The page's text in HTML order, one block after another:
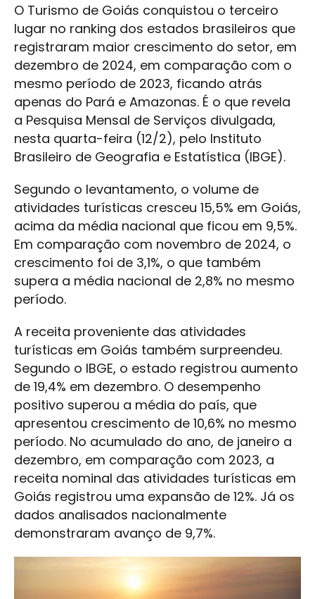
O Turismo de Goiás conquistou o terceiro
lugar no ranking dos estados brasileiros que
registraram maior crescimento do setor, em
dezembro de 2024, em comparação com o
mesmo período de 2023, ficando atrás
apenas do Pará e Amazonas. É o que revela
a Pesquisa Mensal de Serviços divulgada,
nesta quarta-feira (12/2), pelo Instituto
Brasileiro de Geografia e Estatística (IBGE).
Segundo o levantamento, o volume de
atividades turísticas cresceu 15,5% em Goiás,
acima da média nacional que ficou em 9,5%.
Em comparação com novembro de 2024, o
crescimento foi de 3,1%, o que também
supera a média nacional de 2,8% no mesmo
período.
A receita proveniente das atividades
turísticas em Goiás também surpreendeu.
Segundo o IBGE, o estado registrou aumento
de 19,4% em dezembro. O desempenho
positivo superou a média do país, que
apresentou crescimento de 10,6% no mesmo
período. No acumulado do ano, de janeiro a
dezembro, em comparação com 2023, a
receita nominal das atividades turísticas em
Goiás registrou uma expansão de 12%. Já os
dados analisados nacionalmente
demonstraram avanço de 9,7%.